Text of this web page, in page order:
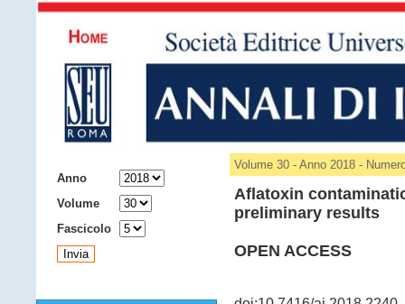
Anno
Volume
Fascicolo
Volume 30 - Anno 2018 -
Aflatoxin
preliminary results
OPEN ACCESS